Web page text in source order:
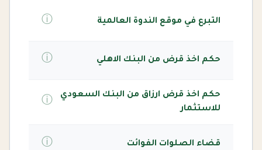
التبرع في موقع الندوة العالمية ⓘ
حكم اخذ قرض من البنك الاهلي ⓘ
حكم اخذ قرض ارزاق من البنك السعودي
للاستثمار
ⓘ
قضاء الصلوات الفوائت ⓘ